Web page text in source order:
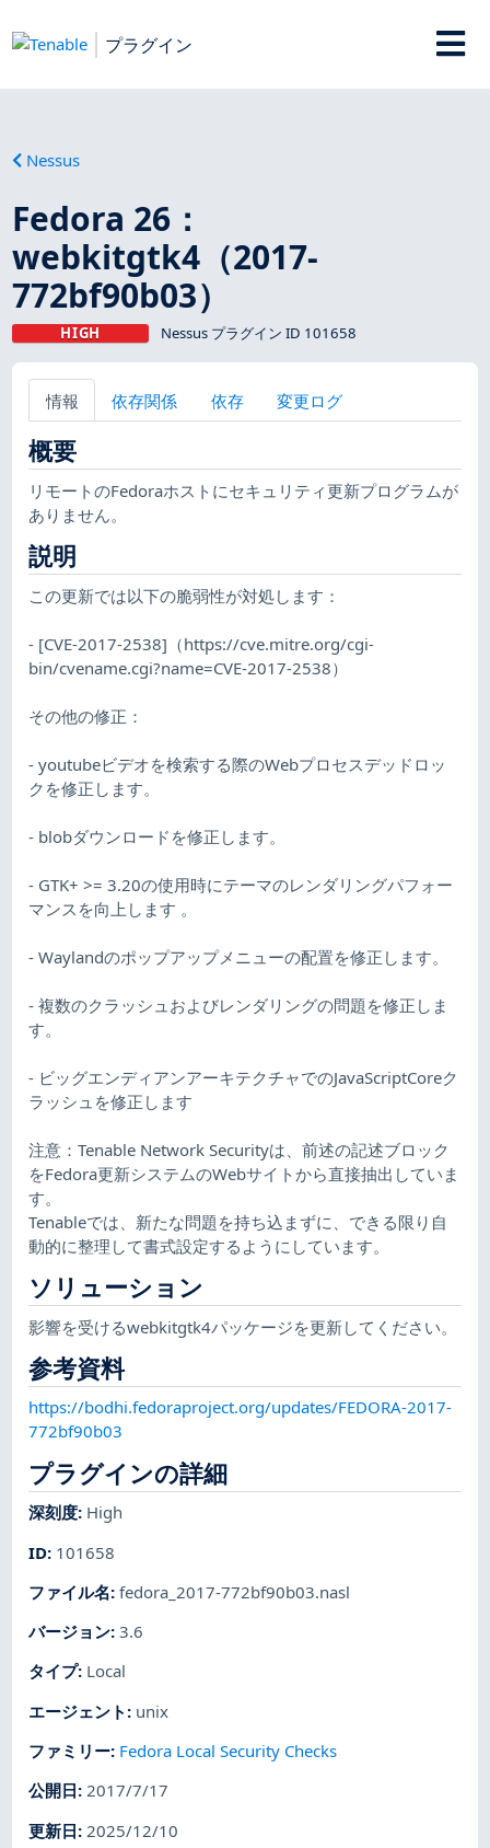
プラグイン
Nessus
Fedora 26：
webkitgtk4（2017-
772bf90b03）
HIGH Nessus プラグイン ID 101658
情報 依存関係 依存 変更ログ
概要
リモートのFedoraホストにセキュリティ更新プログラムが
ありません。
説明
この更新では以下の脆弱性が対処します：
- [CVE-2017-2538]（https://cve.mitre.org/cgi-
bin/cvename.cgi?name=CVE-2017-2538）
その他の修正：
- youtubeビデオを検索する際のWebプロセスデッドロッ
クを修正します。
- blobダウンロードを修正します。
- GTK+ >= 3.20の使用時にテーマのレンダリングパフォー
マンスを向上します 。
- Waylandのポップアップメニューの配置を修正します。
- 複数のクラッシュおよびレンダリングの問題を修正しま
す。
- ビッグエンディアンアーキテクチャでのJavaScriptCoreク
ラッシュを修正します
注意：Tenable Network Securityは、前述の記述ブロック
をFedora更新システムのWebサイトから直接抽出していま
す。
Tenableでは、新たな問題を持ち込まずに、できる限り自
動的に整理して書式設定するようにしています。
ソリューション
影響を受けるwebkitgtk4パッケージを更新してください。
参考資料
https://bodhi.fedoraproject.org/updates/FEDORA-2017-
772bf90b03
プラグインの詳細
深刻度: High
ID: 101658
ファイル名:fedora_2017-772bf90b03.nasl
バージョン:3.6
タイプ: Local
エージェント : unix
ファミリー: Fedora Local Security Checks
公開日:2017/7/17
更新日: 2025/12/10